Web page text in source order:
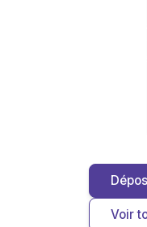
Créez un album
les hommages à
vous ou pour une
Voir